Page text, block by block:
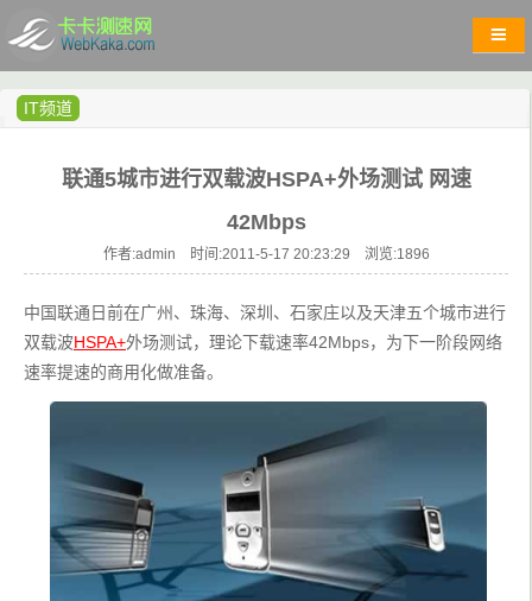
IT频道
联通5城市进行双载波HSPA+外场测试 网速
42Mbps
作者:admin 时间:2011-5-17 20:23:29 浏览:1896
中国联通日前在广州、珠海、深圳、石家庄以及天津五个城市进行
双载波HSPA+外场测试，理论下载速率42Mbps，为下一阶段网络
速率提速的商用化做准备。